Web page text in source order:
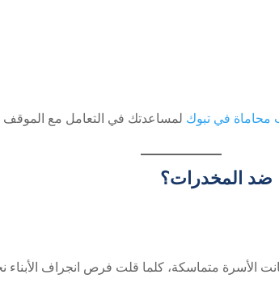
محاماة في تبوك لمساعدتك في التعامل مع الموقف
ضد المخدرات؟
الأسرة متماسكة، كلما قلت فرص انجراف الأبناء